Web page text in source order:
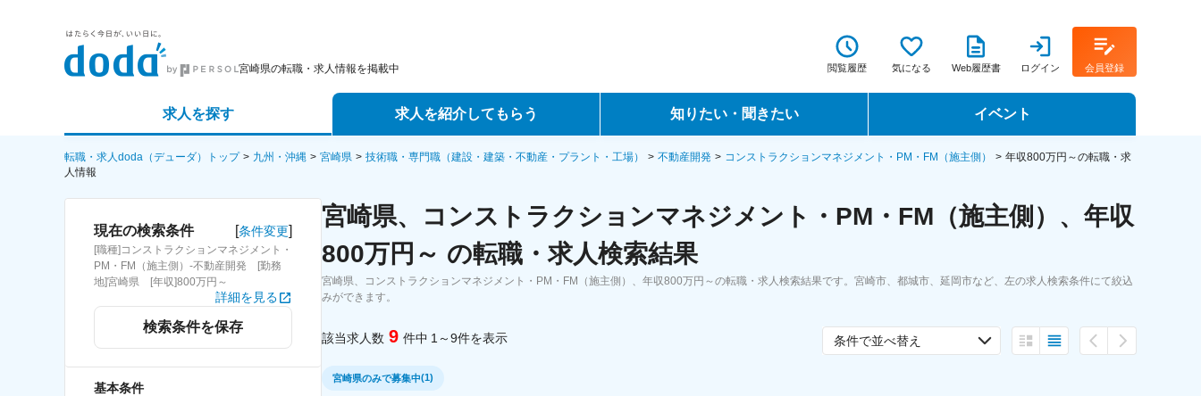
宮崎県の転職・求人情報を掲載中 閲覧履歴 気になる Web履歴書 ログイン 会員登録
求人を探す
詳細条件から探す
新着求人から探す
求人特集から探す
求人を紹介してもらう
エージェントサービス
スカウトサービス
パートナーエージェントサービス
知りたい・聞きたい
転職ノウハウ
コラム・インタビュー
転職Q&A
イベント
転職イベント・転職セミナー
転職・求人doda（デューダ）トップ 九州・沖縄 宮崎県 技術職・専門職（建設・建築・不動産・プラント・工場） 不動産開発 コンストラクションマネジメント・PM・FM（施主側）
年収800万円～の転職・求
人情報
現在の検索条件 [条件変更]
[職種]コンストラクションマネジメント・
PM・FM（施主側）-不動産開発 [勤務
地]宮崎県 [年収]800万円～
詳細を見る
検索条件を保存
基本条件
宮崎県、コンストラクションマネジメント・PM・FM（施主側）、年収
800万円～ の転職・求人検索結果
宮崎県、コンストラクションマネジメント・PM・FM（施主側）、年収800万円～の転職・求人検索結果です。宮崎市、都城市、延岡市など、左の求人検索条件にて絞込
みができます。
該当求人数 9 件中 1～9件を表示 条件で並べ替え
宮崎県のみで募集中(1)